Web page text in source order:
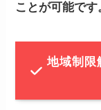
ことが可能です
地域制限